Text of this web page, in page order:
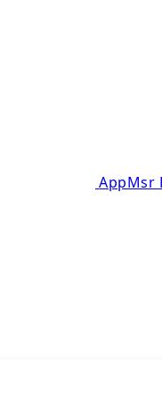
AppMsr